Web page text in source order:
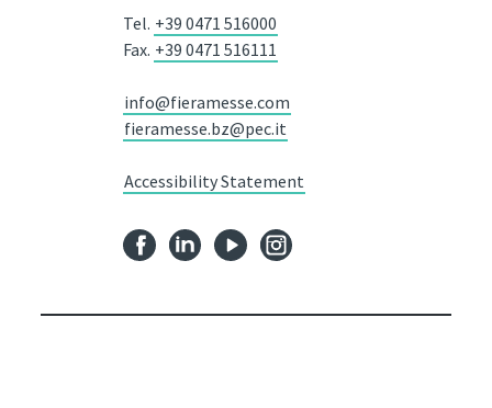
Tel. +39 0471 516000
Fax. +39 0471 516111
info@fieramesse.com
fieramesse.bz@pec.it
Accessibility Statement